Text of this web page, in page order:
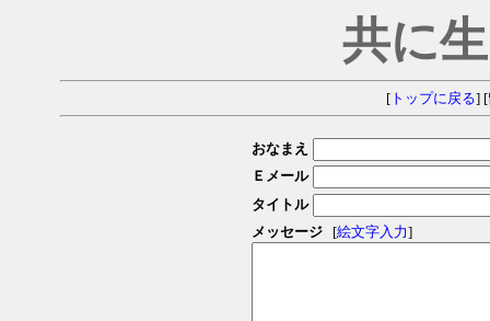
共に
[トップに戻る] [
おなまえ
Ｅメール
タイトル
メッセージ
[絵文字入力]